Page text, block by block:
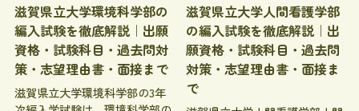
滋賀県立大学環境科学部の
編入試験を徹底解説｜出願
資格・試験科目・過去問対
策・志望理由書・面接まで
滋賀県立大学環境科学部の3年
滋賀県立大学人間看護学部
の編入試験を徹底解説｜出
願資格・試験科目・過去問
対策・志望理由書・面接ま
で